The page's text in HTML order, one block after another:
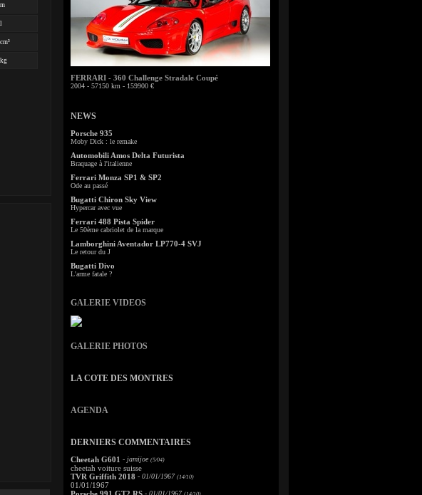
m
l
cm³
kg
FERRARI - 360 Challenge Stradale Coupé
2004 - 57150 km - 159900 €
NEWS
Porsche 935
Moby Dick : le remake
Automobili Amos Delta Futurista
Braquage à l'italienne
Ferrari Monza SP1 & SP2
Ode au passé
Bugatti Chiron Sky View
Hypercar avec vue
Ferrari 488 Pista Spider
Le 50ème cabriolet de la marque
Lamborghini Aventador LP770-4 SVJ
Le retour du J
Bugatti Divo
L'arme fatale ?
GALERIE VIDEOS
GALERIE PHOTOS
LA COTE DES MONTRES
AGENDA
DERNIERS COMMENTAIRES
Cheetah G601 - jamijoe (5/04)
cheetah voiture suisse
TVR Griffith 2018 - 01/01/1967 (14/10)
01/01/1967
- 01/01/1967